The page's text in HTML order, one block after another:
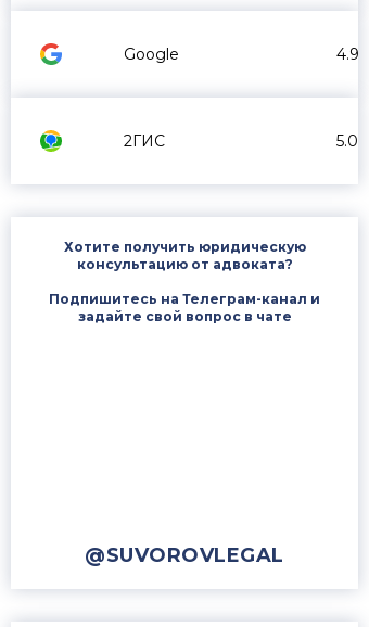
Google 4.9
2ГИС 5.0
Хотите получить юридическую
консультацию от адвоката?
Подпишитесь на Телеграм-канал и
задайте свой вопрос в чате
@SUVOROVLEGAL